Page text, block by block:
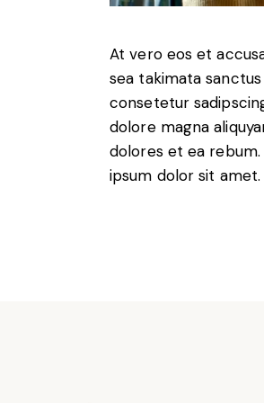
At vero eos et
sea takimata
consetetur
dolore magna
dolores et ea
ipsum dolor sit